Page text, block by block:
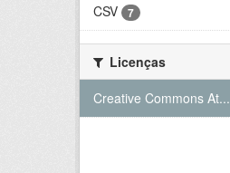
CSV
7
Licenças
Creative Commons At...